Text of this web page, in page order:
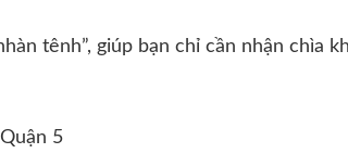
tênh”, giúp bạn chỉ cần nhận chìa